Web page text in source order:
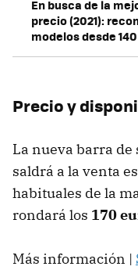
En busca de la
precio (2021):
modelos desde
Precio y
La nueva barra de
saldrá a la venta
habituales de la
rondará los 170
Más información |